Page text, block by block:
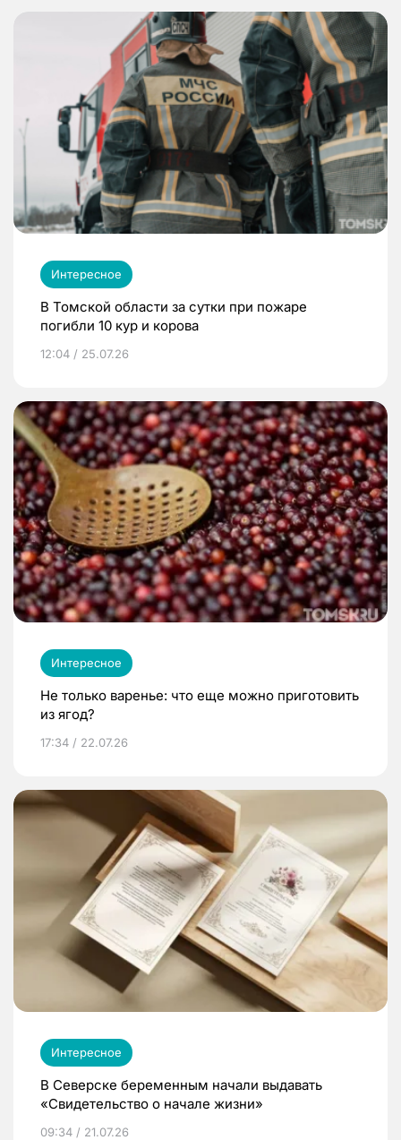
Интересное
В Томской области за сутки при пожаре
погибли 10 кур и корова
12:04 / 25.07.26
Интересное
Не только варенье: что еще можно приготовить
из ягод?
17:34 / 22.07.26
Интересное
В Северске беременным начали выдавать
«Свидетельство о начале жизни»
09:34 / 21.07.26